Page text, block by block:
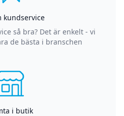
kundservice
så bra? Det är enkelt - vi
de bästa i branschen
i butik